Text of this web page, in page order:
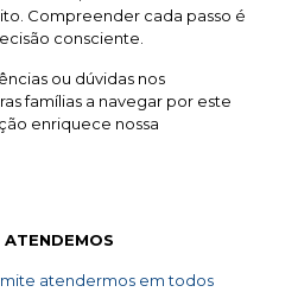
Compreender cada passo é
consciente.
ou dúvidas nos
famílias a navegar por este
enriquece nossa
ATENDEMOS
atendermos em todos